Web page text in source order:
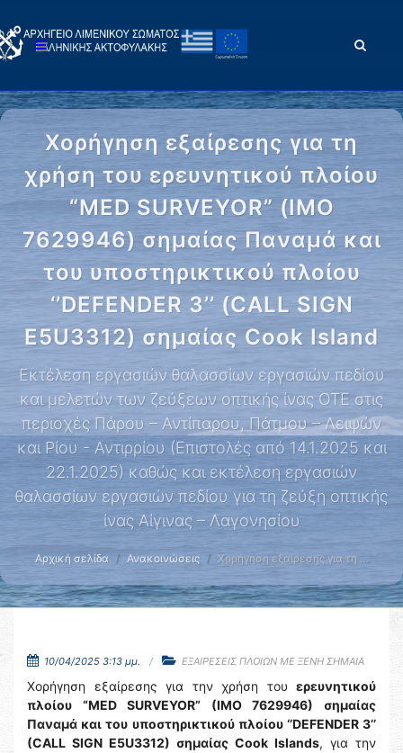
Χορήγηση εξαίρεσης για τη
χρήση του ερευνητικού πλοίου
“MED SURVEYOR” (IMO
7629946) σημαίας Παναμά και
του υποστηρικτικού πλοίου
‘’DEFENDER 3’’ (CALL SIGN
E5U3312) σημαίας Cook Island
Εκτέλεση εργασιών θαλασσίων εργασιών πεδίου
και μελετών των ζεύξεων οπτικής ίνας ΟΤΕ στις
περιοχές Πάρου – Αντίπαρου, Πάτμου – Λειψών
και Ρίου - Αντιρρίου (Επιστολές από 14.1.2025 και
22.1.2025) καθώς και εκτέλεση εργασιών
θαλασσίων εργασιών πεδίου για τη ζεύξη οπτικής
ίνας Αίγινας – Λαγονησίου
Αρχική σελίδα Ανακοινώσεις Χορήγηση εξαίρεσης για τη …
10/04/2025 3:13 μμ. ΕΞΑΙΡΕΣΕΙΣ ΠΛΟΙΩΝ ΜΕ ΞΕΝΗ ΣΗΜΑΙΑ
Χορήγηση εξαίρεσης για την χρήση του ερευνητικού
πλοίου “MED SURVEYOR” (IMO 7629946) σημαίας
Παναμά και του υποστηρικτικού πλοίου ‘’DEFENDER 3’’
(CALL SIGN E5U3312) σημαίας Cook Islands, για την